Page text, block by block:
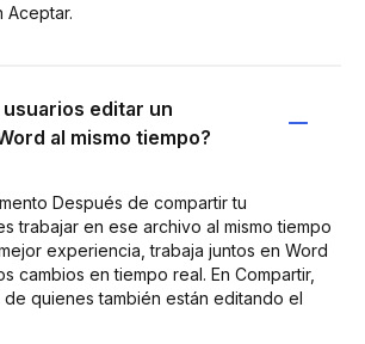
Aceptar.
editar un
al mismo tiempo?
Después de compartir tu
trabajar en ese archivo al mismo tiempo
experiencia, trabaja juntos en Word
cambios en tiempo real. En Compartir,
quienes también están editando el